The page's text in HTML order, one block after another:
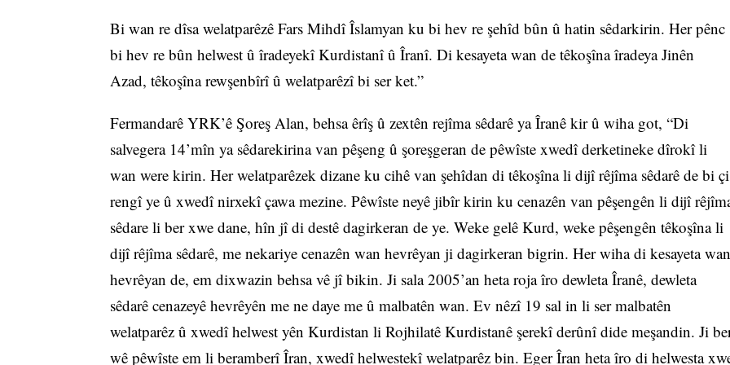
Bi wan re dîsa welatparêzê Fars Mihdî Îslamyan ku bi hev re şehîd bûn û hatin sêdarkirin. Her pênc
bi hev re bûn helwest û îradeyekî Kurdistanî û Îranî. Di kesayeta wan de têkoşîna îradeya Jinên
Azad, têkoşîna rewşenbîrî û welatparêzî bi ser ket.”
Fermandarê YRK’ê Şoreş Alan, behsa êrîş û zextên rejîma sêdarê ya Îranê kir û wiha got, “Di
salvegera 14’mîn ya sêdarekirina van pêşeng û şoreşgeran de pêwîste xwedî derketineke dîrokî li
wan were kirin. Her welatparêzek dizane ku cihê van şehîdan di têkoşîna li dijî rêjîma sêdarê de bi çi
rengî ye û xwedî nirxekî çawa mezine. Pêwîste neyê jibîr kirin ku cenazên van pêşengên li dijî
sêdare li ber xwe dane, hîn jî di destê dagirkeran de ye. Weke gelê Kurd, weke pêşengên têkoşîna li
dijî rêjîma sêdarê, me nekariye cenazên wan hevrêyan ji dagirkeran bigrin. Her wiha di kesayeta wan
hevrêyan de, em dixwazin behsa vê jî bikin. Ji sala 2005’an heta roja îro dewleta Îranê, dewleta
sêdarê cenazeyê hevrêyên me ne daye me û malbatên wan. Ev nêzî 19 sal in li ser malbatên
welatparêz û xwedî helwest yên Kurdistan li Rojhilatê Kurdistanê şerekî derûnî dide meşandin. Ji
wê pêwîste em li beramberî Îran, xwedî helwestekî welatparêz bin. Eger Îran heta îro di helwesta